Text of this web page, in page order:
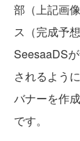
部（上記画
ス（完成予
SeesaaDS
されるよう
バナーを作
です。